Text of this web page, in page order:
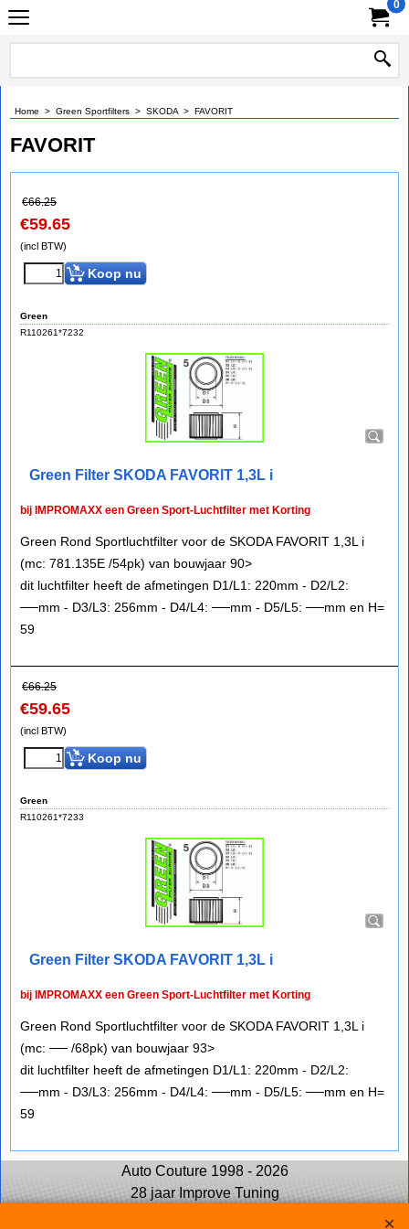
0
Home > Green Sportfilters > SKODA > FAVORIT
FAVORIT
€66.25
€59.65
(incl BTW)
Koop nu
Green
R110261*7232
Green Filter SKODA FAVORIT 1,3L i
bij IMPROMAXX een Green Sport-Luchtfilter met Korting
Green Rond Sportluchtfilter voor de SKODA FAVORIT 1,3L i
(mc: 781.135E /54pk) van bouwjaar 90>
dit luchtfilter heeft de afmetingen D1/L1: 220mm - D2/L2:
──mm - D3/L3: 256mm - D4/L4: ──mm - D5/L5: ──mm en H=
59
€66.25
€59.65
(incl BTW)
Koop nu
Green
R110261*7233
Green Filter SKODA FAVORIT 1,3L i
bij IMPROMAXX een Green Sport-Luchtfilter met Korting
Green Rond Sportluchtfilter voor de SKODA FAVORIT 1,3L i
(mc: ── /68pk) van bouwjaar 93>
dit luchtfilter heeft de afmetingen D1/L1: 220mm - D2/L2:
──mm - D3/L3: 256mm - D4/L4: ──mm - D5/L5: ──mm en H=
59
Auto Couture 1998 - 2026
28 jaar Improve Tuning